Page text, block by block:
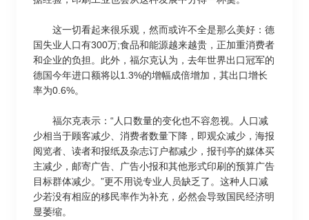
这一切看起来很乐观，然而或许不全是那么美好：德
国失业人口有300万;食品和能源越来越贵，正加重消费者
和企业的负担。此外，福尔克认为，去年世界出口冠军的
德国今年进口额将以1.3%的增幅成倍增加，其出口增长
率为0.6%。
福尔克表示：“人口数量的变化也不容忽视。人口减
少相当于顾客减少、消费者数量下降，即观众减少，海报
阅览者、读者和报纸及杂志订户都减少，报刊亭的媒体买
主减少，邮寄广告、广告小报和其他形式印刷的预算广告
目标群体减少。”更不用说专业人员缺乏了。这种人口减
少若没有相应的移民率作为补充，必然会导致国民经济明
显萎缩。